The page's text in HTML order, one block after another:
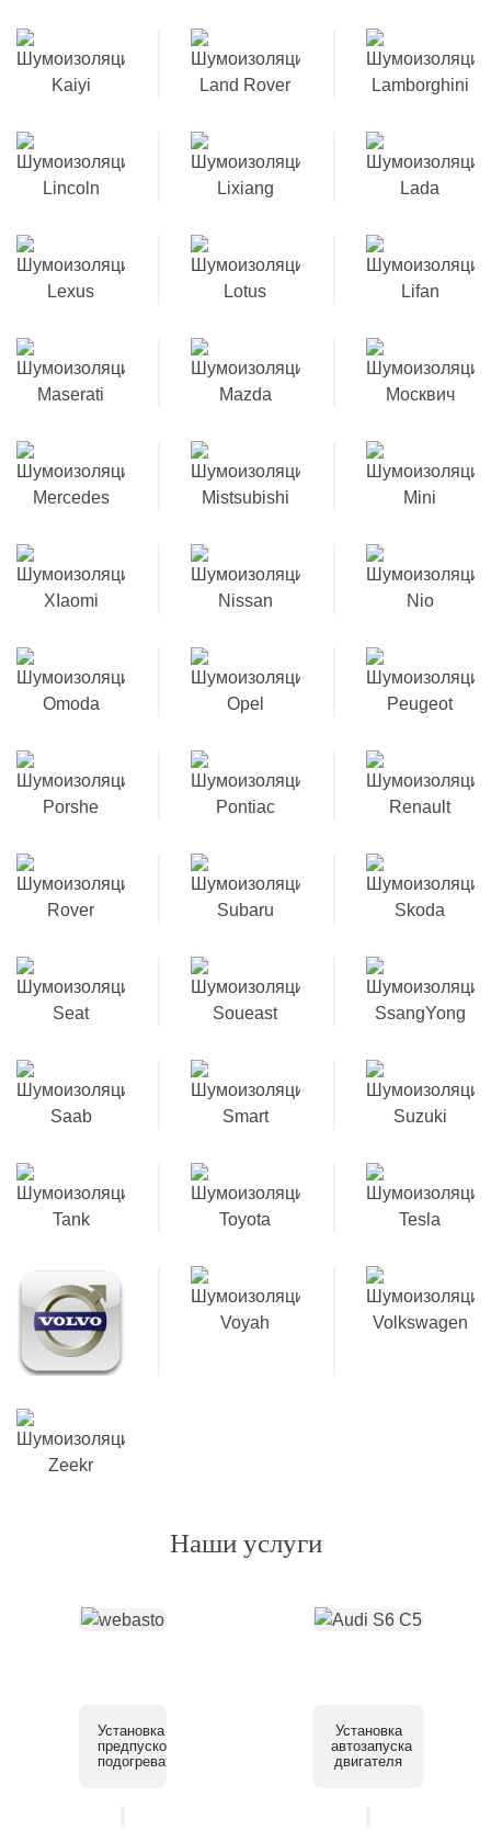
Наши услуги
Установка
предпускового
подогревателя
Установка
автозапуска
двигателя